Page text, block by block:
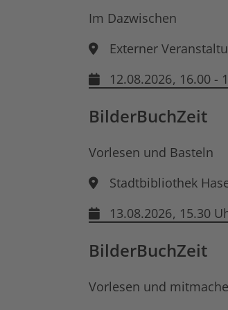
Im Dazwischen
Externer
12.08.2026, 16.00 -
BilderBuchZeit
Vorlesen und Basteln
Stadtbibliothek
13.08.2026, 15.30
BilderBuchZeit
Vorlesen und